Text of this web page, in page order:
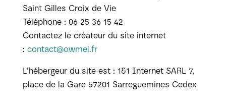
Saint Gilles Croix de Vie
Téléphone : 06 25 36 15 42
Contactez le créateur du site internet
: contact@owmel.fr
L’hébergeur du site est : 1&1 Internet SARL 7,
place de la Gare 57201 Sarreguemines Cedex